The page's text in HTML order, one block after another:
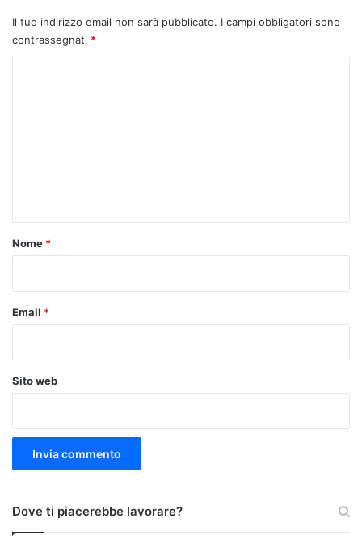
Il tuo indirizzo email non sarà pubblicato. I campi obbligatori sono
contrassegnati *
o
Nome *
Email *
Sito web
Dove ti piacerebbe lavorare?